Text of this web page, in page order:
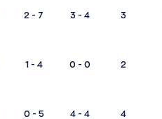
2 - 7 3 - 4 3
1 - 4 0 - 0 2
0 - 5 4 - 4 4